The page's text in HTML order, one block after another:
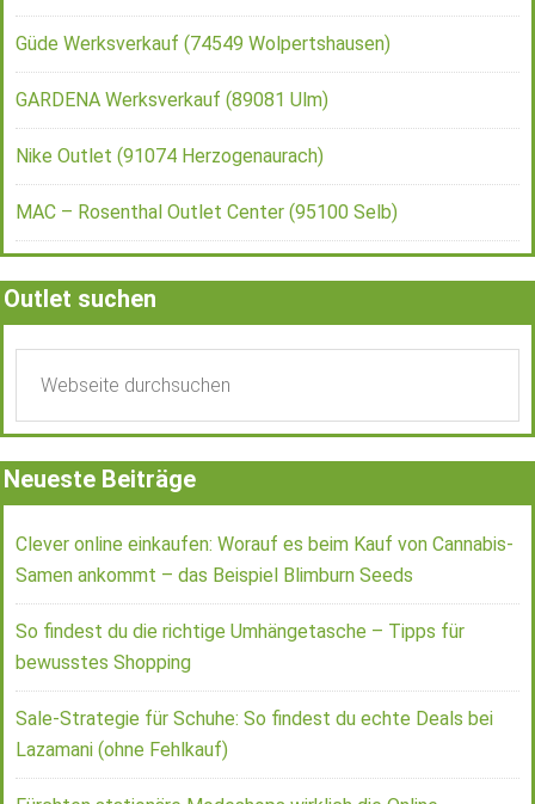
Güde Werksverkauf (74549 Wolpertshausen)
GARDENA Werksverkauf (89081 Ulm)
Nike Outlet (91074 Herzogenaurach)
MAC – Rosenthal Outlet Center (95100 Selb)
Outlet suchen
Neueste Beiträge
Clever online einkaufen: Worauf es beim Kauf von Cannabis-
Samen ankommt – das Beispiel Blimburn Seeds
So findest du die richtige Umhängetasche – Tipps für
bewusstes Shopping
Sale-Strategie für Schuhe: So findest du echte Deals bei
Lazamani (ohne Fehlkauf)